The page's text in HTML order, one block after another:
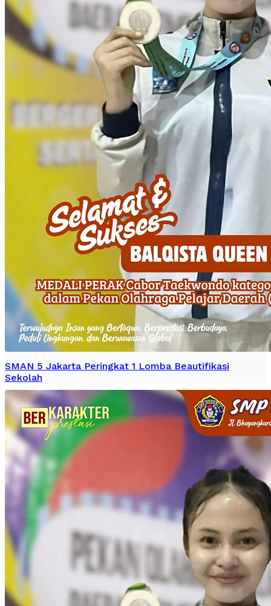
SMAN 5 Jakarta Peringkat 1 Lomba Beautifikasi
Sekolah